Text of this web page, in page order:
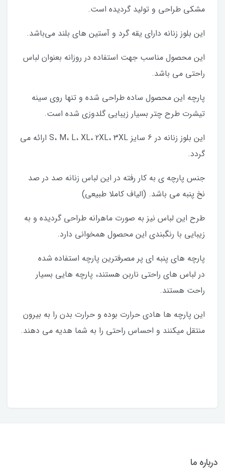
مشکی طراحی و تولید گردیده است.
این بلوز زنانه دارای یقه گرد و آستین های بلند می‌باشد.
این محصول مناسب جهت استفاده در روزانه بعنوان لباس
راحتی می باشد.
پارچه این محصول ساده طراحی شده و تنها روی سینه
تیشرت طرح چتر بسیار زیبایی گلدوزی شده است.
این بلوز زنانه در 6 سایز S، M، L، XL، 2XL، 3XL ارائه می
گردد.
جنس پارچه ی به کار رفته در این لباس زنانه صد در صد
نخ پنبه می باشد. (الیاف کاملا طبیعی)
طرح این لباس نیز به صورت ماهرانه طراحی گردیده و به
زیبایی با رنگبندی این محصول همخوانی دارد.
پارچه های پنبه ای پر مصرفترین پارچه استفاده شده
در لباس های راحتی ناربن هستند، پارچه هایی بسیار
راحت هستند.
این پارچه ها هادی حرارت بوده و حرارت بدن را به بیرون
منتقل میکنند و احساس راحتی را به شما هدیه می دهند.
درباره ما